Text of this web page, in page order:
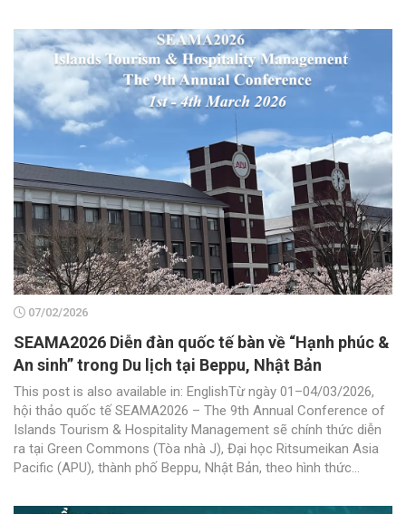
07/02/2026
SEAMA2026 Diễn đàn quốc tế bàn về “Hạnh phúc &
An sinh” trong Du lịch tại Beppu, Nhật Bản
This post is also available in: EnglishTừ ngày 01–04/03/2026,
hội thảo quốc tế SEAMA2026 – The 9th Annual Conference of
Islands Tourism & Hospitality Management sẽ chính thức diễn
ra tại Green Commons (Tòa nhà J), Đại học Ritsumeikan Asia
Pacific (APU), thành phố Beppu, Nhật Bản, theo hình thức...